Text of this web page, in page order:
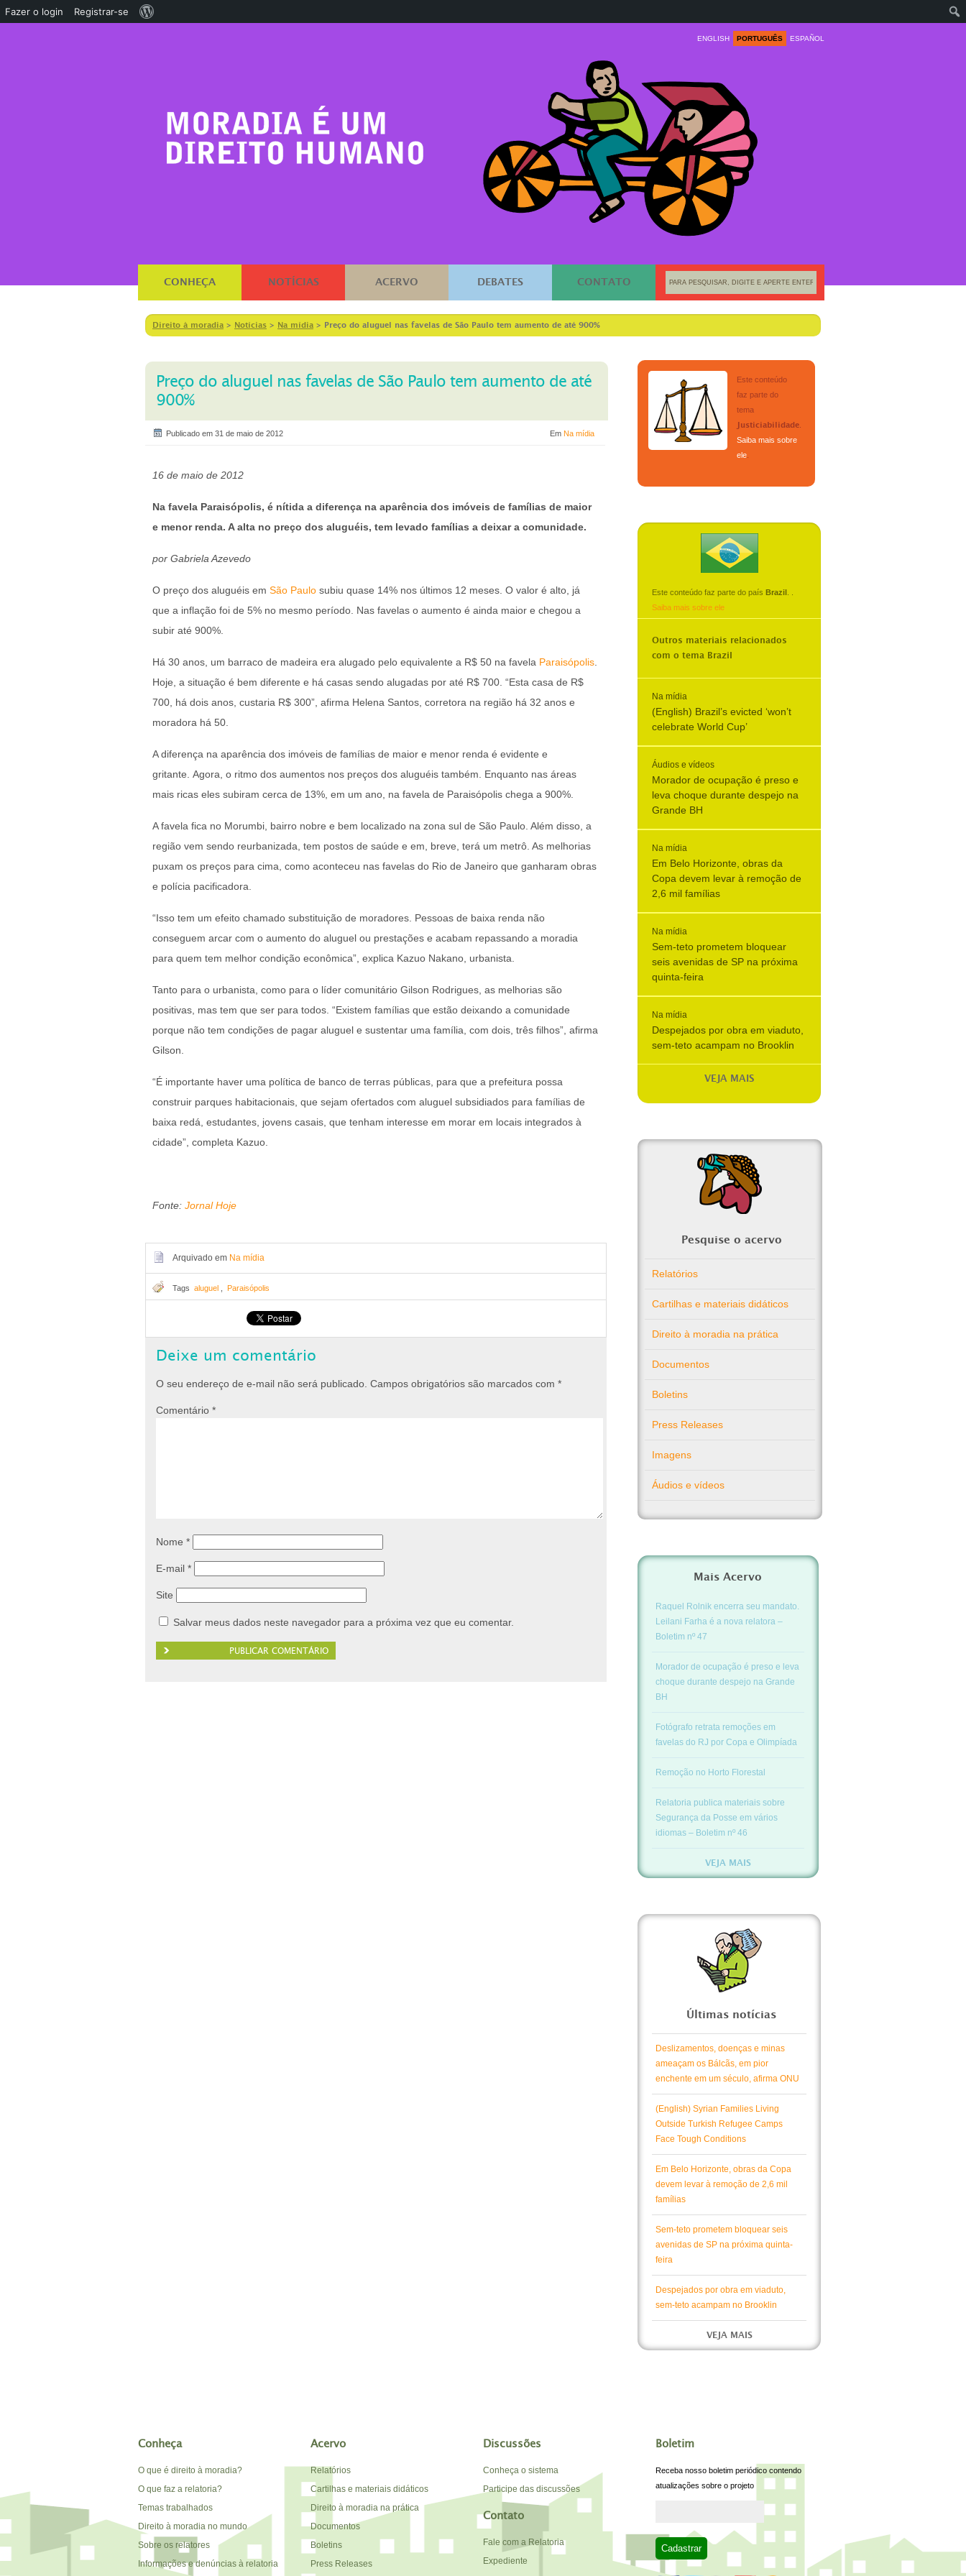
ENGLISH PORTUGUÊS ESPAÑOL
CONHEÇA NOTÍCIAS ACERVO DEBATES CONTATO
Direito à moradia > Notícias > Na mídia > Preço do aluguel nas favelas de São Paulo tem aumento de até 900%
Preço do aluguel nas favelas de São Paulo tem aumento de até
900%
Publicado em 31 de maio de 2012 Em Na mídia
16 de maio de 2012
Na favela Paraisópolis, é nítida a diferença na aparência dos imóveis de famílias de maior
e menor renda. A alta no preço dos aluguéis, tem levado famílias a deixar a comunidade.
por Gabriela Azevedo
O preço dos aluguéis em São Paulo subiu quase 14% nos últimos 12 meses. O valor é alto, já
que a inflação foi de 5% no mesmo período. Nas favelas o aumento é ainda maior e chegou a
subir até 900%.
Há 30 anos, um barraco de madeira era alugado pelo equivalente a R$ 50 na favela Paraisópolis
Hoje, a situação é bem diferente e há casas sendo alugadas por até R$ 700. “Esta casa de R$
700, há dois anos, custaria R$ 300”, afirma Helena Santos, corretora na região há 32 anos e
moradora há 50.
A diferença na aparência dos imóveis de famílias de maior e menor renda é evidente e
gritante. Agora, o ritmo dos aumentos nos preços dos aluguéis também. Enquanto nas áreas
mais ricas eles subiram cerca de 13%, em um ano, na favela de Paraisópolis chega a 900%.
A favela fica no Morumbi, bairro nobre e bem localizado na zona sul de São Paulo. Além disso, a
região vem sendo reurbanizada, tem postos de saúde e em, breve, terá um metrô. As melhorias
puxam os preços para cima, como aconteceu nas favelas do Rio de Janeiro que ganharam obras
e polícia pacificadora.
“Isso tem um efeito chamado substituição de moradores. Pessoas de baixa renda não
conseguem arcar com o aumento do aluguel ou prestações e acabam repassando a moradia
para quem tem melhor condição econômica”, explica Kazuo Nakano, urbanista.
Tanto para o urbanista, como para o líder comunitário Gilson Rodrigues, as melhorias são
positivas, mas tem que ser para todos. “Existem famílias que estão deixando a comunidade
porque não tem condições de pagar aluguel e sustentar uma família, com dois, três filhos”, afirma
Gilson.
“É importante haver uma política de banco de terras públicas, para que a prefeitura possa
construir parques habitacionais, que sejam ofertados com aluguel subsidiados para famílias de
baixa redá, estudantes, jovens casais, que tenham interesse em morar em locais integrados à
cidade”, completa Kazuo.
Fonte: Jornal Hoje
Arquivado em Na mídia
Tags aluguel Paraisópolis
Deixe um comentário
O seu endereço de e-mail não será publicado. Campos obrigatórios são marcados com *
Comentário *
Nome *
E-mail *
Site
Salvar meus dados neste navegador para a próxima vez que eu comentar.
Este conteúdo
faz parte do
tema
Justiciabilidade
Saiba mais sobre
ele
Este conteúdo faz parte do país Brazil
Saiba mais sobre ele
Outros materiais relacionados
com o tema
Brazil
Na mídia
(English) Brazil’s evicted ‘won’t
celebrate World Cup’
Áudios e vídeos
Morador de ocupação é preso e
leva choque durante despejo na
Grande BH
Na mídia
Em Belo Horizonte, obras da
Copa devem levar à remoção de
2,6 mil famílias
Na mídia
Sem-teto prometem bloquear
seis avenidas de SP na próxima
quinta-feira
Na mídia
Despejados por obra em viaduto,
sem-teto acampam no Brooklin
VEJA MAIS
Pesquise o acervo
Relatórios
Cartilhas e materiais didáticos
Direito à moradia na prática
Documentos
Boletins
Press Releases
Imagens
Áudios e vídeos
Mais Acervo
Raquel Rolnik encerra seu mandato.
Leilani Farha é a nova relatora –
Boletim nº 47
Morador de ocupação é preso e leva
choque durante despejo na Grande
BH
Fotógrafo retrata remoções em
favelas do RJ por Copa e Olimpíada
Remoção no Horto Florestal
Relatoria publica materiais sobre
Segurança da Posse em vários
idiomas – Boletim nº 46
VEJA MAIS
Últimas notícias
Deslizamentos, doenças e minas
ameaçam os Bálcãs, em pior
enchente em um século, afirma ONU
(English) Syrian Families Living
Outside Turkish Refugee Camps
Face Tough Conditions
Em Belo Horizonte, obras da Copa
devem levar à remoção de 2,6 mil
famílias
Sem-teto prometem bloquear seis
avenidas de SP na próxima quinta-
feira
Despejados por obra em viaduto,
sem-teto acampam no Brooklin
VEJA MAIS
Conheça
O que é direito à moradia?
O que faz a relatoria?
Temas trabalhados
Direito à moradia no mundo
Sobre os relatores
Informações e denúncias à relatoria
Acervo
Relatórios
Cartilhas e materiais didáticos
Direito à moradia na prática
Documentos
Boletins
Press Releases
Discussões
Conheça o sistema
Participe das discussões
Contato
Fale com a Relatoria
Expediente
Boletim
Receba nosso boletim periódico contendo
atualizações sobre o projeto
Fazer o login Registrar-se